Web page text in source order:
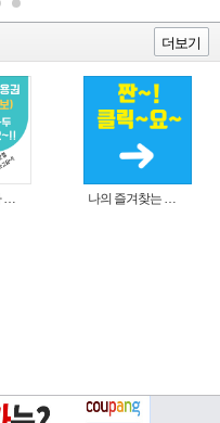
더보기
코샵코 스토아 입점 1년 이용권
나의 즐겨찾는 상품 리스트로 편리하게 주문하세요~(쿠팡 다이나믹 배너)